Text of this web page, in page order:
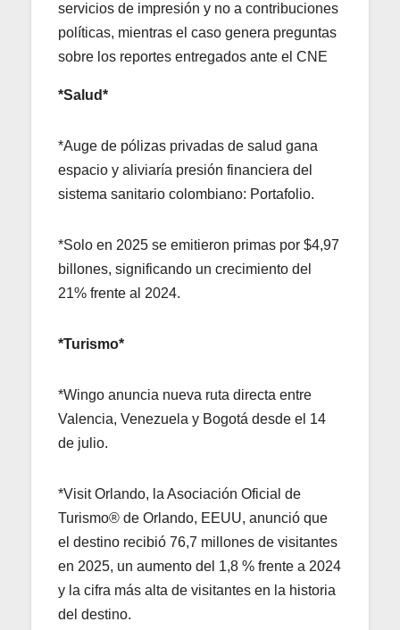
servicios de impresión y no a contribuciones
políticas, mientras el caso genera preguntas
sobre los reportes entregados ante el CNE
*Salud*
*Auge de pólizas privadas de salud gana
espacio y aliviaría presión financiera del
sistema sanitario colombiano: Portafolio.
*Solo en 2025 se emitieron primas por $4,97
billones, significando un crecimiento del
21% frente al 2024.
*Turismo*
*Wingo anuncia nueva ruta directa entre
Valencia, Venezuela y Bogotá desde el 14
de julio.
*Visit Orlando, la Asociación Oficial de
Turismo® de Orlando, EEUU, anunció que
el destino recibió 76,7 millones de visitantes
en 2025, un aumento del 1,8 % frente a 2024
y la cifra más alta de visitantes en la historia
del destino.